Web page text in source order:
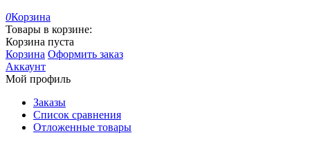
0Корзина
Товары в корзине:
Корзина пуста
Корзина Оформить заказ
Аккаунт
Мой профиль
Заказы
Список сравнения
Отложенные товары